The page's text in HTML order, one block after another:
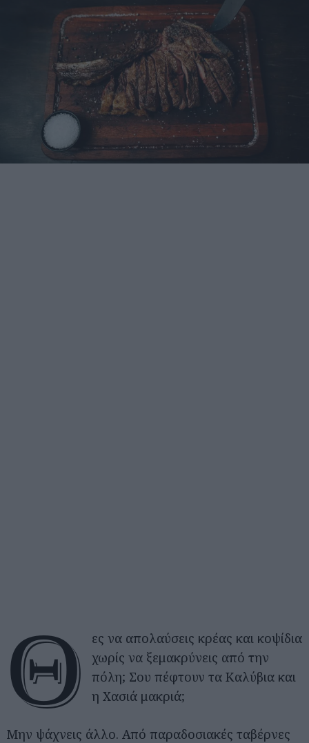
Θ
ες να απολαύσεις κρέας και κοψίδια
χωρίς να ξεμακρύνεις από την
πόλη; Σου πέφτουν τα Καλύβια και
η Χασιά μακριά;
Μην ψάχνεις άλλο. Από παραδοσιακές ταβέρνες